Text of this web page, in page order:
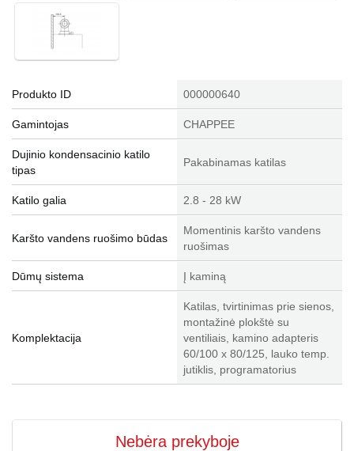
Produkto ID 000000640
Gamintojas CHAPPEE
Dujinio kondensacinio katilo
tipas
Pakabinamas katilas
Katilo galia 2.8 - 28 kW
Karšto vandens ruošimo būdas
Momentinis karšto vandens
ruošimas
Dūmų sistema Į kaminą
Komplektacija
Katilas, tvirtinimas prie sienos,
montažinė plokštė su
ventiliais, kamino adapteris
60/100 x 80/125, lauko temp.
jutiklis, programatorius
Nebėra prekyboje